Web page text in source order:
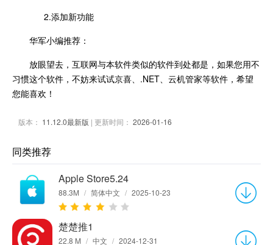
2.添加新功能
华军小编推荐：
放眼望去，互联网与本软件类似的软件到处都是，如果您用不
习惯这个软件，不妨来试试京喜、.NET、云机管家等软件，希望
您能喜欢！
版本： 11.12.0最新版 | 更新时间： 2026-01-16
同类推荐
Apple Store5.24
88.3M / 简体中文 / 2025-10-23
楚楚推1
22.8 M / 中文 / 2024-12-31